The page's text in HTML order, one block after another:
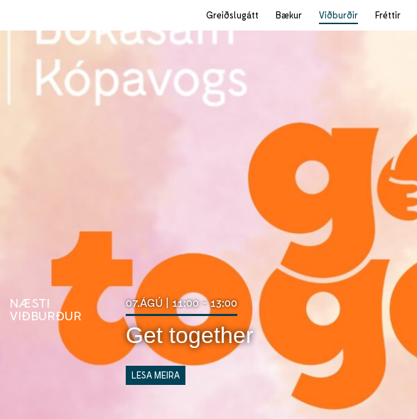
Greiðslugátt Bækur Viðburðir Fréttir
NÆSTI
VIÐBURÐUR
07.ÁGÚ | 11:00 - 13:00
Get together
LESA MEIRA